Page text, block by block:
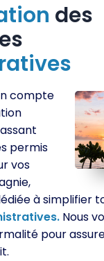
des
compte
permis
vos
à simplifier
Nous
pour